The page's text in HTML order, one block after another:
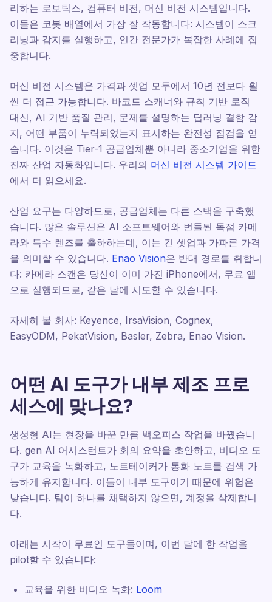
리하는 로보틱스, 컴퓨터 비전, 머신 비전 시스템입니다.
이들은 코봇 배열에서 가장 잘 작동합니다: 시스템이 스크
리닝과 감지를 실행하고, 인간 전문가가 복잡한 사례에 집
중합니다.
머신 비전 시스템은 가격과 셋업 모두에서 10년 전보다 훨
씬 더 접근 가능합니다. 바코드 스캐너와 규칙 기반 로직
대신, AI 기반 품질 관리, 문제를 설명하는 딥러닝 결함 감
지, 어떤 부품이 누락되었는지 표시하는 완전성 점검을 얻
습니다. 이것은 Tier-1 공급업체뿐 아니라 중소기업을 위한
진짜 산업 자동화입니다. 우리의 머신 비전 시스템 가이드
에서 더 읽으세요.
산업 요구는 다양하므로, 공급업체는 다른 스택을 구축했
습니다. 많은 솔루션은 AI 소프트웨어와 번들된 독점 카메
라와 특수 렌즈를 출하하는데, 이는 긴 셋업과 가파른 가격
을 의미할 수 있습니다. Enao Vision은 반대 경로를 취합니
다: 카메라 스캔은 당신이 이미 가진 iPhone에서, 무료 앱
으로 실행되므로, 같은 날에 시도할 수 있습니다.
자세히 볼 회사: Keyence, IrsaVision, Cognex,
EasyODM, PekatVision, Basler, Zebra, Enao Vision.
어떤 AI 도구가 내부 제조 프로
세스에 맞나요?
생성형 AI는 현장을 바꾼 만큼 백오피스 작업을 바꿨습니
다. gen AI 어시스턴트가 회의 요약을 초안하고, 비디오 도
구가 교육을 녹화하고, 노트테이커가 통화 노트를 검색 가
능하게 유지합니다. 이들이 내부 도구이기 때문에 위험은
낮습니다. 팀이 하나를 채택하지 않으면, 계정을 삭제합니
다.
아래는 시작이 무료인 도구들이며, 이번 달에 한 작업을
pilot할 수 있습니다:
교육을 위한 비디오 녹화: Loom